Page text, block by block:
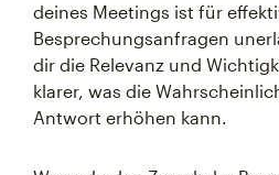
deines Meetings ist für
Besprechungsanfragen
dir die Relevanz und
klarer, was die
Antwort erhöhen kann.